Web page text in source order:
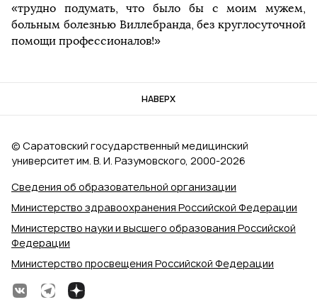
«трудно подумать, что было бы с моим мужем,
больным болезнью Виллебранда, без круглосуточной
помощи профессионалов!»
НАВЕРХ
Сведения об образовательной организации
Министерство здравоохранения Российской Федерации
Министерство науки и высшего образования Российской
Федерации
Министерство просвещения Российской Федерации
© Саратовский государственный медицинский
университет им. В. И. Разумовского, 2000‑2026